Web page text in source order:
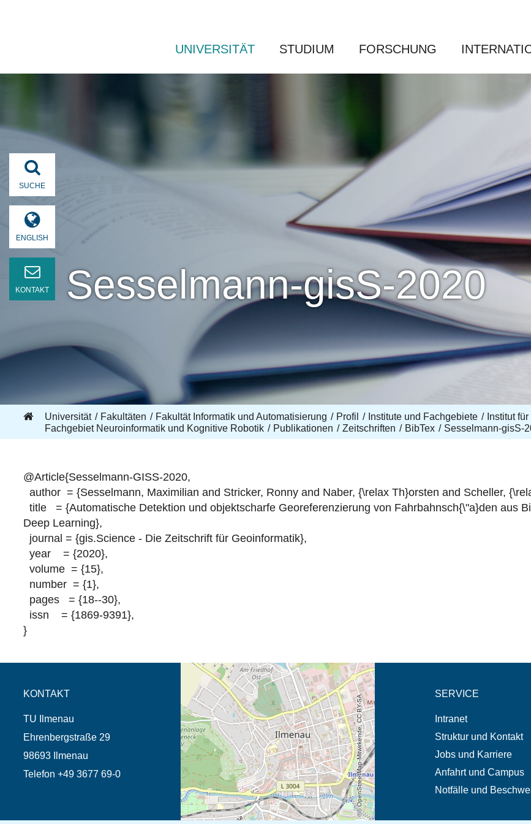
UNIVERSITÄT STUDIUM FORSCHUNG
SUCHE
ENGLISH
KONTAKT Sesselmann-gisS-2020
Universität Fakultäten Fakultät Informatik und Automatisierung Profil Institute und Fachgebiete
Institut
Fachgebiet Neuroinformatik und Kognitive Robotik
Publikationen Zeitschriften BibTex Sesselmann-gisS-
@Article{Sesselmann-GISS-2020,
author = {Sesselmann, Maximilian and Stricker, Ronny and Naber, {\relax Th}orsten and Scheller,
title = {Automatische Detektion und objektscharfe Georeferenzierung von Fahrbahnsch{\"a}den aus
Deep Learning},
journal = {gis.Science - Die Zeitschrift für Geoinformatik},
year = {2020},
volume = {15},
number = {1},
pages = {18--30},
issn = {1869-9391},
}
KONTAKT
TU Ilmenau
Ehrenbergstraße 29
98693 Ilmenau
Telefon +49 3677 69-0
Öffnet die Anfahrtsbeschreibung in neuem
Tab (Karte)
© OpenStreetMap-Mitwirkende, CC BY-SA SERVICE
Intranet
Struktur und Kontakt
Jobs und Karriere
Anfahrt und Campus
Notfälle und